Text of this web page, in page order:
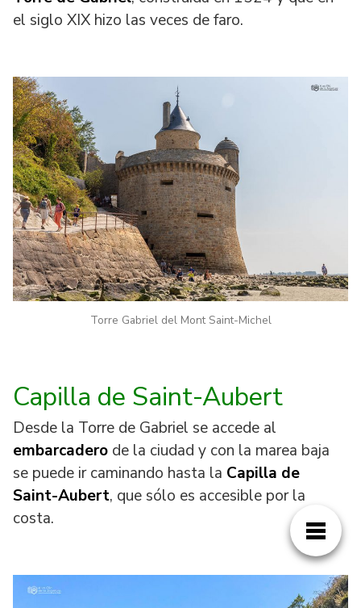
el siglo XIX hizo las veces de faro.
Torre Gabriel del Mont Saint-Michel
Capilla de Saint-Aubert
Desde la Torre de Gabriel se accede al
embarcadero de la ciudad y con la marea baja
se puede ir caminando hasta la Capilla de
Saint-Aubert, que sólo es accesible por la
costa.